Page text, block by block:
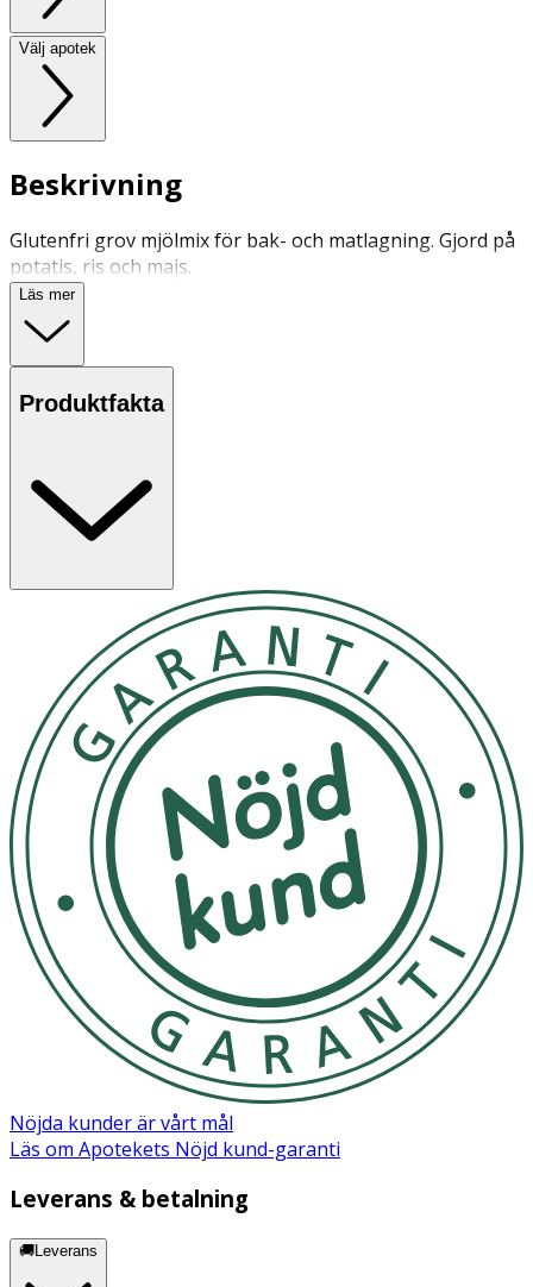
Välj apotek
Beskrivning
Glutenfri grov mjölmix för bak- och matlagning. Gjord på
potatis, ris och majs.
Läs mer
Produktfakta
Nöjda kunder är vårt mål
Läs om Apotekets Nöjd kund-garanti
Leverans & betalning
🚚Leverans